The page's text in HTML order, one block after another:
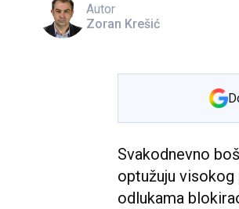
Autor
Zoran Krešić
Svakodnevno
optužuju visokog
odlukama